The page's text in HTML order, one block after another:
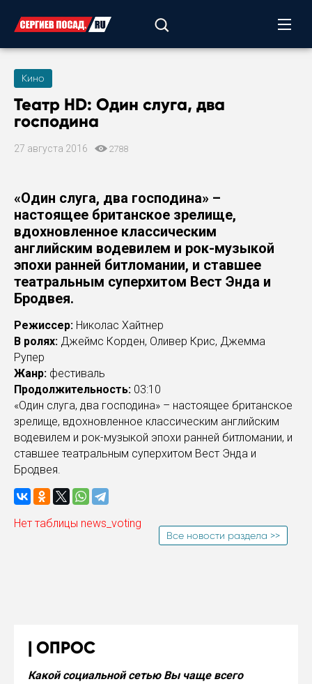
Кино
Театр HD: Один слуга, два
господина
27 августа 2016 2788
«Один слуга, два господина» –
настоящее британское зрелище,
вдохновленное классическим
английским водевилем и рок-музыкой
эпохи ранней битломании, и ставшее
театральным суперхитом Вест Энда и
Бродвея.
Режиссер: Николас Хайтнер
В ролях: Джеймс Корден, Оливер Крис, Джемма
Рупер
Жанр: фестиваль
Продолжительность: 03:10
«Один слуга, два господина» – настоящее британское
зрелище, вдохновленное классическим английским
водевилем и рок-музыкой эпохи ранней битломании, и
ставшее театральным суперхитом Вест Энда и
Бродвея.
Нет таблицы news_voting
Все новости раздела >>
ОПРОС
Какой социальной сетью Вы чаще всего